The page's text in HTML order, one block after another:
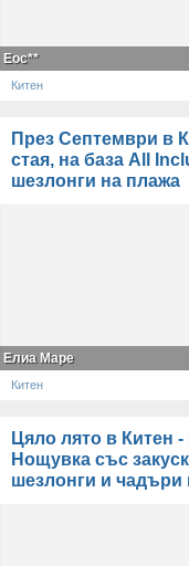
Еос**
Китен
През Септември в
стая, на база All
шезлонги на плажа
Елиа Маре
Китен
Цяло лято в Китен
Нощувка със
шезлонги и чадъри